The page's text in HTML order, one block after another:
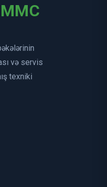
və servis
texniki